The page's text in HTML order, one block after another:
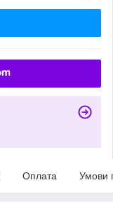
Оплата Умови